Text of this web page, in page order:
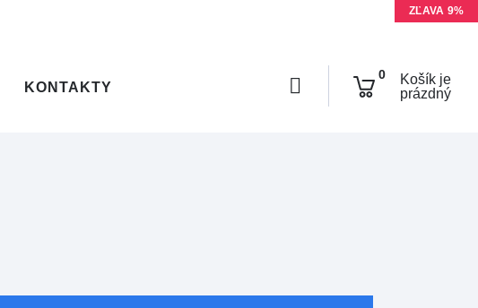
0
Košík je
prázdný
KONTAKTY
ZĽAVA 9%